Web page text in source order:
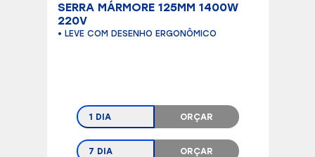
SERRA MÁRMORE 125MM 1400W
220V
• LEVE COM DESENHO ERGONÔMICO
1 DIA ORÇAR
7 DIA ORÇAR